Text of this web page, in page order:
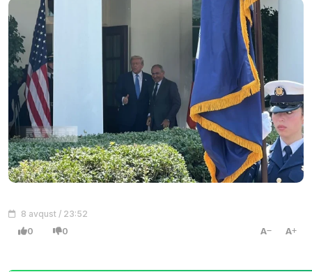
8 avqust / 23:52
0 0 A A